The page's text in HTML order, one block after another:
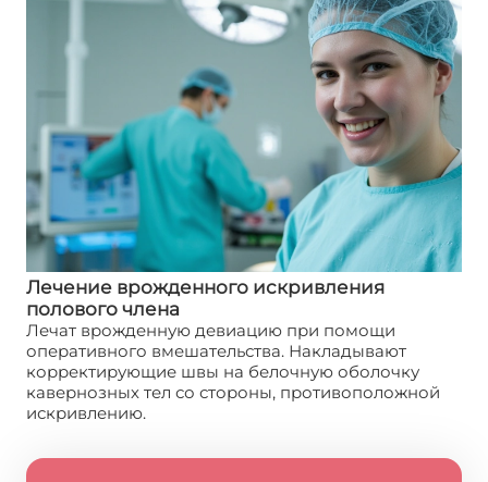
Лечение врожденного искривления
полового члена
Лечат врожденную девиацию при помощи
оперативного вмешательства. Накладывают
корректирующие швы на белочную оболочку
кавернозных тел со стороны, противоположной
искривлению.